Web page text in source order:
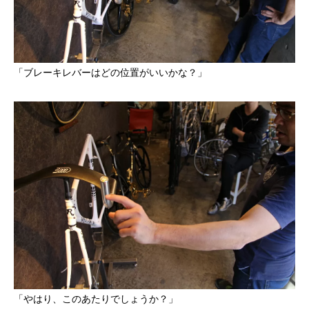
「ブレーキレバーはどの位置がいいかな？」
「やはり、このあたりでしょうか？」